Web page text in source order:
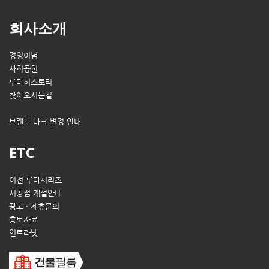
회사소개
경영이념
사회공헌
루마히스토리
찾아오시는길
브랜드 마크 변경 안내
ETC
이전 루마시리즈
시공점 개설안내
광고 · 제휴문의
홍보자료
인트라넷